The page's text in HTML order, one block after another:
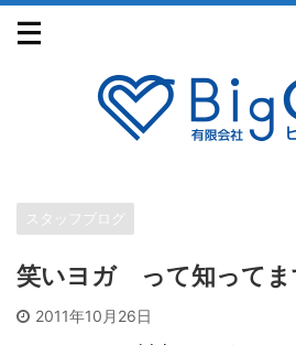
スタッフブログ
笑いヨガ って知ってま
2011年10月26日